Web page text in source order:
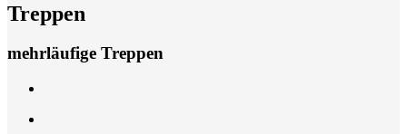
Treppen
mehrläufige Treppen